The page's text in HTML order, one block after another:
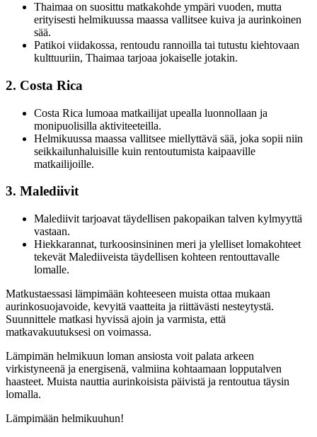
Thaimaa on suosittu matkakohde ympäri vuoden, mutta
erityisesti helmikuussa maassa vallitsee kuiva ja aurinkoinen
sää.
Patikoi viidakossa, rentoudu rannoilla tai tutustu kiehtovaan
kulttuuriin, Thaimaa tarjoaa jokaiselle jotakin.
2. Costa Rica
Costa Rica lumoaa matkailijat upealla luonnollaan ja
monipuolisilla aktiviteeteilla.
Helmikuussa maassa vallitsee miellyttävä sää, joka sopii niin
seikkailunhaluisille kuin rentoutumista kaipaaville
matkailijoille.
3. Malediivit
Malediivit tarjoavat täydellisen pakopaikan talven kylmyyttä
vastaan.
Hiekkarannat, turkoosinsininen meri ja ylelliset lomakohteet
tekevät Malediiveista täydellisen kohteen rentouttavalle
lomalle.
Matkustaessasi lämpimään kohteeseen muista ottaa mukaan
aurinkosuojavoide, kevyitä vaatteita ja riittävästi nesteytystä.
Suunnittele matkasi hyvissä ajoin ja varmista, että
matkavakuutuksesi on voimassa.
Lämpimän helmikuun loman ansiosta voit palata arkeen
virkistyneenä ja energisenä, valmiina kohtaamaan lopputalven
haasteet. Muista nauttia aurinkoisista päivistä ja rentoutua täysin
lomalla.
Lämpimään helmikuuhun!